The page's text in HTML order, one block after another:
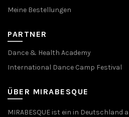
Meine Bestellungen
PARTNER
Dance & Health Academy
International Dance Camp Festival
ÜBER MIRABESQUE
MIRABESQUE ist ein in Deutschland